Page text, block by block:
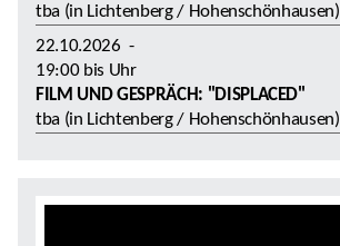
tba (in Lichtenberg / Hohenschönhausen)
22.10.2026 -
19:00bis Uhr
FILM UND GESPRÄCH: "DISPLACED"
tba (in Lichtenberg / Hohenschönhausen)